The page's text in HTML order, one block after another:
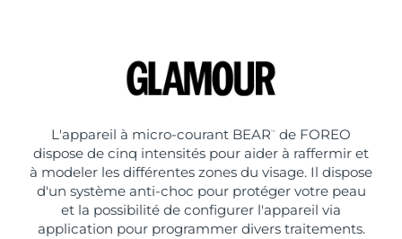
L'appareil à micro-courant BEAR ™
de FOREO
dispose de cinq intensités pour aider à raffermir et
à modeler les différentes zones du visage. Il dispose
d'un système anti-choc pour protéger votre peau
et la possibilité de configurer l'appareil via
application pour programmer divers traitements.